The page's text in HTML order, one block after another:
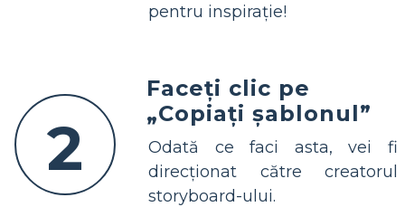
pentru inspirație!
2
Faceți clic pe
„Copiați șablonul”
Odată ce faci asta, vei fi
direcționat către creatorul
storyboard-ului.